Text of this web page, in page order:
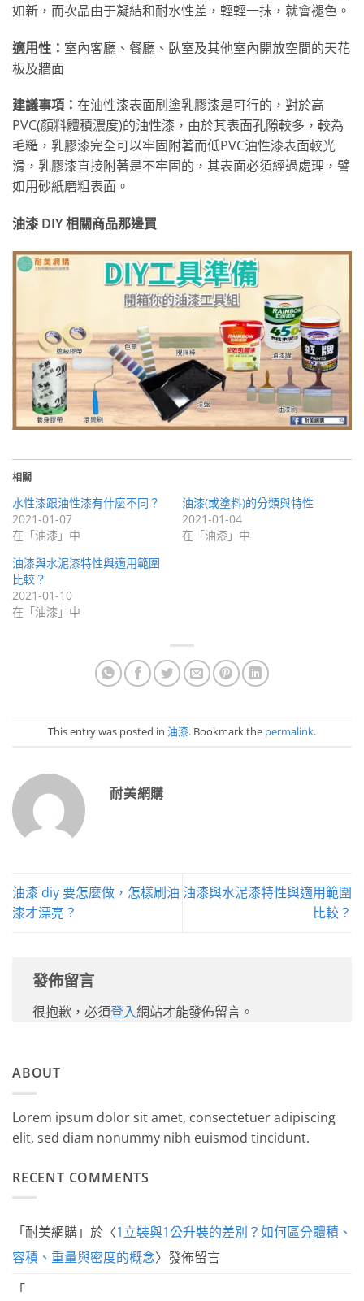
如新，而次品由于凝結和耐水性差，輕輕一抹，就會褪色。
適用性： 室內客廳、餐廳、臥室及其他室內開放空間的天花
板及牆面
建議事項： 在油性漆表面刷塗乳膠漆是可行的，對於高
PVC(顏料體積濃度)的油性漆，由於其表面孔隙較多，較為
毛糙，乳膠漆完全可以牢固附著而低PVC油性漆表面較光
滑，乳膠漆直接附著是不牢固的，其表面必須經過處理，譬
如用砂紙磨粗表面。
油漆 DIY 相關商品那邊買
相關
水性漆跟油性漆有什麼不同？
2021-01-07
在「油漆」中
油漆(或塗料)的分類與特性
2021-01-04
在「油漆」中
油漆與水泥漆特性與適用範圍
比較？
2021-01-10
在「油漆」中
This entry was posted in 油漆. Bookmark the permalink.
耐美網購
油漆 diy 要怎麼做，怎樣刷油
漆才漂亮？
油漆與水泥漆特性與適用範圍
比較？
發佈留言
很抱歉，必須登入網站才能發佈留言。
ABOUT
Lorem ipsum dolor sit amet, consectetuer adipiscing
elit, sed diam nonummy nibh euismod tincidunt.
RECENT COMMENTS
「耐美網購」於〈1立裝與1公升裝的差別？如何區分體積、
容積、重量與密度的概念〉發佈留言
「